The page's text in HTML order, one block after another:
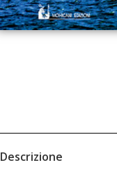
Descrizione